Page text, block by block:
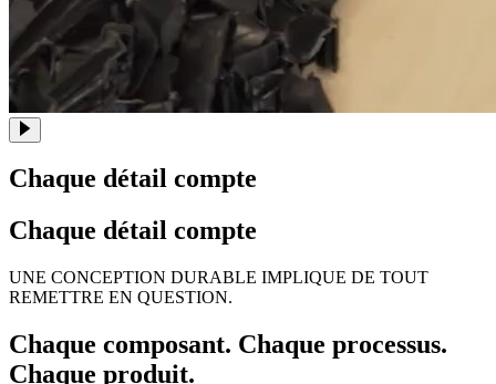
Chaque détail compte
Chaque détail compte
UNE CONCEPTION DURABLE IMPLIQUE DE TOUT
REMETTRE EN QUESTION.
Chaque composant. Chaque processus.
Chaque produit.